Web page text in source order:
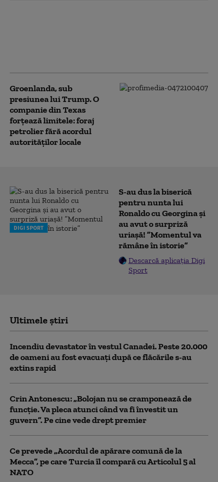
Groenlanda, sub
presiunea lui Trump. O
companie din Texas
forțează limitele: foraj
petrolier fără acordul
autorităților locale
DIGI SPORT
S-au dus la biserică
pentru nunta lui
Ronaldo cu Georgina și
au avut o surpriză
uriașă! ”Momentul va
rămâne în istorie”
Descarcă aplicația Digi
Sport
Ultimele știri
Incendiu devastator în vestul Canadei. Peste 20.000
de oameni au fost evacuați după ce flăcările s-au
extins rapid
Crin Antonescu: „Bolojan nu se cramponează de
funcție. Va pleca atunci când va fi învestit un
guvern”. Pe cine vede drept premier
Ce prevede „Acordul de apărare comună de la
Mecca”, pe care Turcia îl compară cu Articolul 5 al
NATO